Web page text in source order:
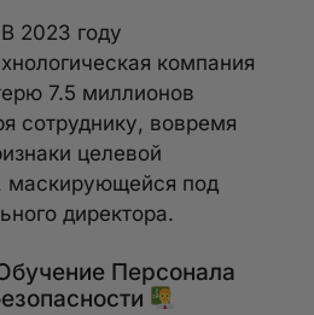
2023 году
компания
7.5 миллионов
сотруднику, вовремя
целевой
маскирующейся под
директора.
Персонала